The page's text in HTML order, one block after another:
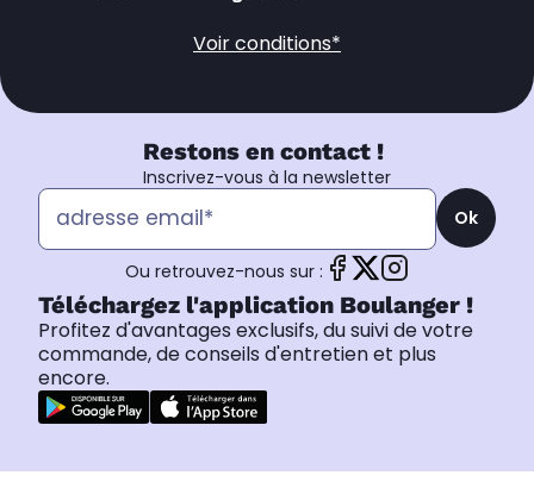
Voir conditions*
Restons en contact !
Inscrivez-vous à la newsletter
Ok
Ou retrouvez-nous sur :
Téléchargez l'application Boulanger !
Profitez d'avantages exclusifs, du suivi de votre
commande, de conseils d'entretien et plus
encore.